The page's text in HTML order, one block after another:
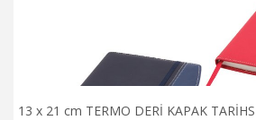
13 x 21 cm TERMO DERİ KAPAK